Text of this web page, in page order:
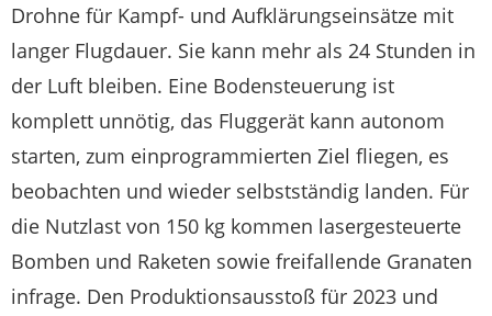
Drohne für Kampf- und Aufklärungseinsätze mit
langer Flugdauer. Sie kann mehr als 24 Stunden in
der Luft bleiben. Eine Bodensteuerung ist
komplett unnötig, das Fluggerät kann autonom
starten, zum einprogrammierten Ziel fliegen, es
beobachten und wieder selbstständig landen. Für
die Nutzlast von 150 kg kommen lasergesteuerte
Bomben und Raketen sowie freifallende Granaten
infrage. Den Produktionsausstoß für 2023 und